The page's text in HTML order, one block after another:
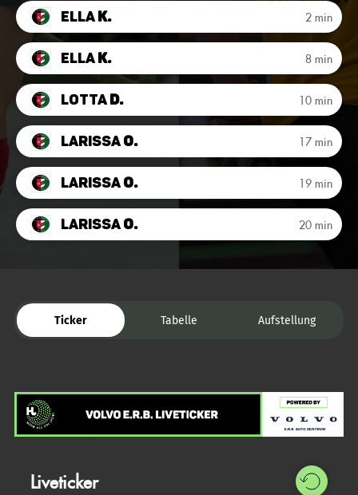
EllaK. 2 min
EllaK. 8 min
LottaD. 10 min
LarissaO. 17 min
LarissaO. 19 min
LarissaO. 20 min
Ticker Tabelle Aufstellung
Liveticker